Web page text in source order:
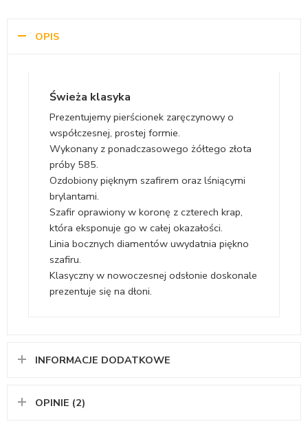
OPIS
Świeża klasyka
Prezentujemy pierścionek zaręczynowy o
współczesnej, prostej formie.
Wykonany z ponadczasowego żółtego złota
próby 585.
Ozdobiony pięknym szafirem oraz lśniącymi
brylantami.
Szafir oprawiony w koronę z czterech krap,
która eksponuje go w całej okazałości.
Linia bocznych diamentów uwydatnia piękno
szafiru.
Klasyczny w nowoczesnej odsłonie doskonale
prezentuje się na dłoni.
INFORMACJE DODATKOWE
OPINIE (2)